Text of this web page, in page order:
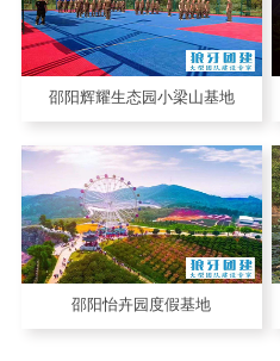
邵阳辉耀生态园小梁山基地
邵阳怡卉园度假基地